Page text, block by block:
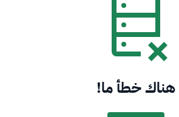
هناك خطأ ما!